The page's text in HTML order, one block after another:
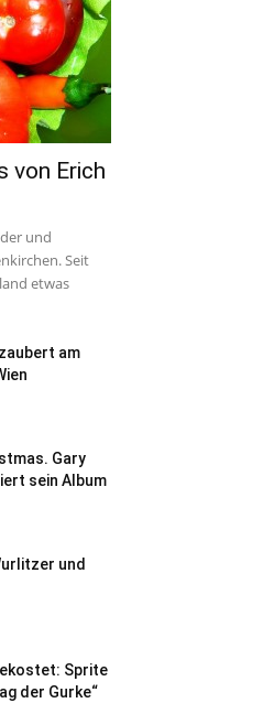
von Erich
und
Seit
etwas
am
Gary
sein Album
und
Sprite
der Gurke“